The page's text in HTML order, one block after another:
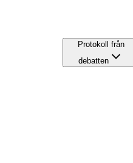
Protokoll från
debatten